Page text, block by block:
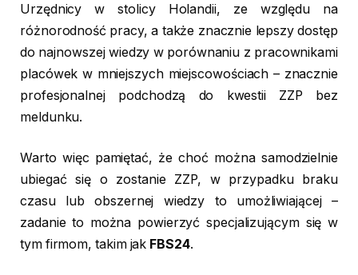
Urzędnicy w stolicy Holandii, ze względu na
różnorodność pracy, a także znacznie lepszy dostęp
do najnowszej wiedzy w porównaniu z pracownikami
placówek w mniejszych miejscowościach – znacznie
profesjonalnej podchodzą do kwestii ZZP bez
meldunku.
Warto więc pamiętać, że choć można samodzielnie
ubiegać się o zostanie ZZP, w przypadku braku
czasu lub obszernej wiedzy to umożliwiającej –
zadanie to można powierzyć specjalizującym się w
tym firmom, takim jak FBS24.